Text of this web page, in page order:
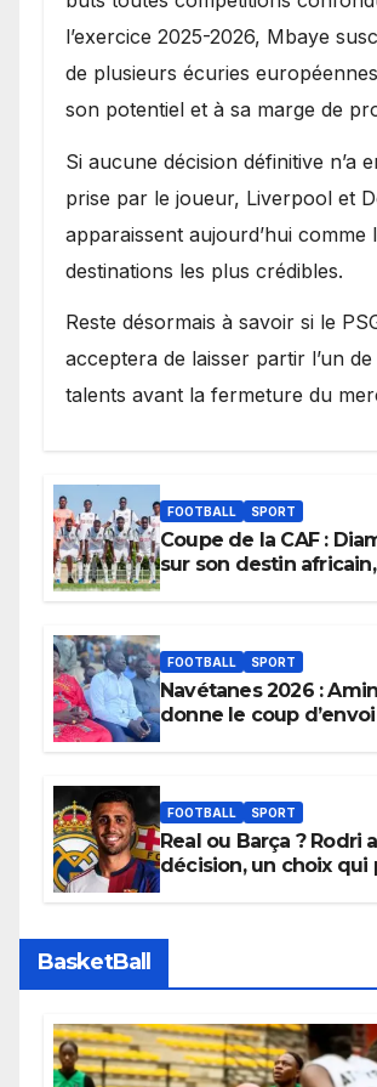
l’exercice 2025-2026, Mbaye
de plusieurs écuries
son potentiel et à sa marge de
Si aucune décision définitive n’a
prise par le joueur, Liverpool et
apparaissent aujourd’hui comme
destinations les plus crédibles.
Reste désormais à savoir si le
acceptera de laisser partir l’un de
talents avant la fermeture du
FOOTBALL SPORT
Coupe de la CAF :
sur son destin africain,
FOOTBALL SPORT
Navétanes 2026 :
donne le coup
apaisées.
FOOTBALL SPORT
Real ou Barça ? Rodri
décision, un choix qui
BasketBall